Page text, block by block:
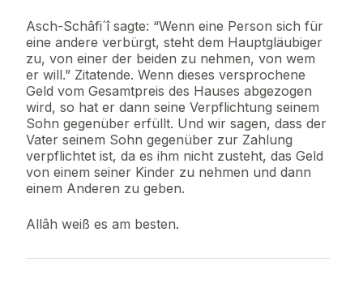
Asch-Schâfi´î sagte: “Wenn eine Person sich für
eine andere verbürgt, steht dem Hauptgläubiger
zu, von einer der beiden zu nehmen, von wem
er will.” Zitatende. Wenn dieses versprochene
Geld vom Gesamtpreis des Hauses abgezogen
wird, so hat er dann seine Verpflichtung seinem
Sohn gegenüber erfüllt. Und wir sagen, dass der
Vater seinem Sohn gegenüber zur Zahlung
verpflichtet ist, da es ihm nicht zusteht, das Geld
von einem seiner Kinder zu nehmen und dann
einem Anderen zu geben.
Allâh weiß es am besten.